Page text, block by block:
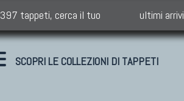
397 tappeti, cerca il tuo ultimi arrivi
SCOPRI LE COLLEZIONI DI TAPPETI